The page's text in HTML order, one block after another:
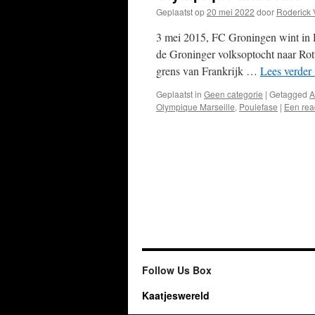
Geplaatst op20 mei 2022 door Roderick
3 mei 2015, FC Groningen wint
de Groninger volksoptocht naar
grens van Frankrijk … Lees verder
Geplaatst in Geen categorie | Getagged
Olympique Marseille, Poulefase | Een
Follow Us Box
Kaatjeswereld